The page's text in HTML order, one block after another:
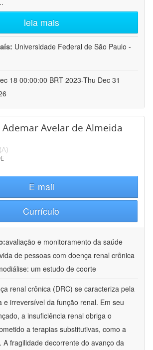
leia mais
Universidade Federal de São Paulo -
18 00:00:00 BRT 2023-Thu Dec 31
Ademar Avelar de Almeida
E-mail
Currículo
avaliação e monitoramento da saúde
de pessoas com doença renal crônica
um estudo de coorte
renal crônica (DRC) se caracteriza pela
e irreversível da função renal. Em seu
a insuficiência renal obriga o
a terapias substitutivas, como a
A fragilidade decorrente do avanço da